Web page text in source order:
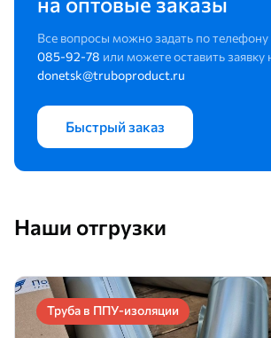
Все вопросы можно задать по телефону
085-92-78 или можете оставить заявку
donetsk@truboproduct.ru
Быстрый заказ
Наши отгрузки
Труба в ППУ-изоляции